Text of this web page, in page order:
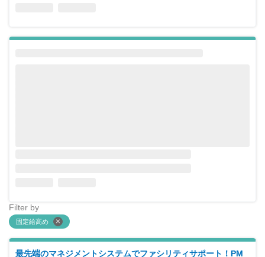
Filter by
固定給高め
最先端のマネジメントシステムでファシリティサポート！PM